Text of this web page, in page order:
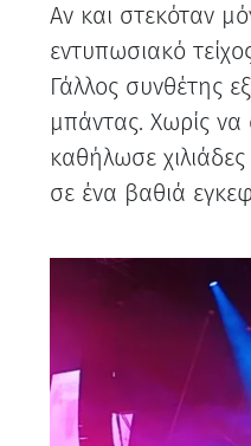
Αν και στεκόταν
εντυπωσιακό
Γάλλος συνθέτης
μπάντας. Χωρίς να
καθήλωσε
σε ένα βαθιά